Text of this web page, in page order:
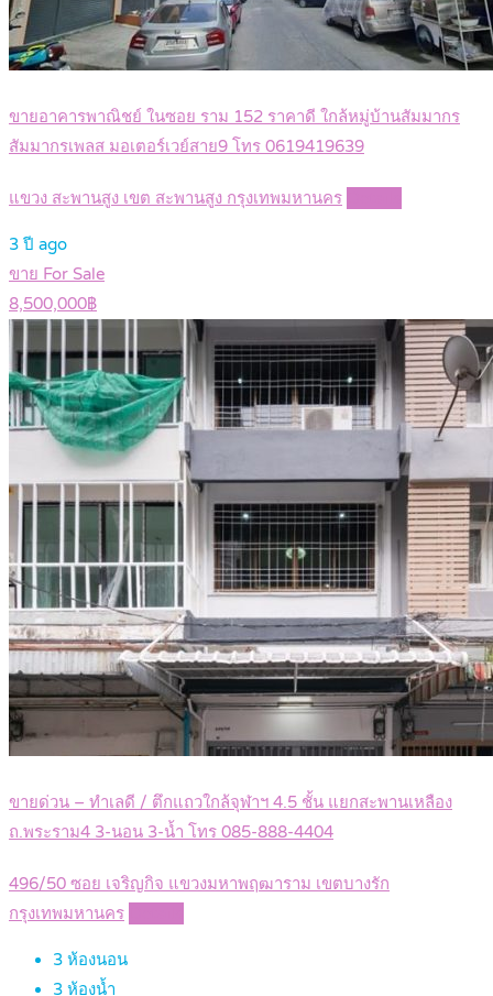
ขายอาคารพาณิชย์ ในซอย ราม 152 ราคาดี ใกล้หมู่บ้านสัมมากร
สัมมากรเพลส มอเตอร์เวย์สาย9 โทร 0619419639
แขวง สะพานสูง เขต สะพานสูง กรุงเทพมหานคร
3 ปี ago
ขาย For Sale
8,500,000฿
ขายด่วน – ทำเลดี / ตึกแถวใกล้จุฬาฯ 4.5 ชั้น แยกสะพานเหลือง
ถ.พระราม4 3-นอน 3-น้ำ โทร 085-888-4404
496/50 ซอย เจริญกิจ แขวงมหาพฤฒาราม เขตบางรัก
กรุงเทพมหานคร
3 ห้องนอน
3 ห้องน้ำ